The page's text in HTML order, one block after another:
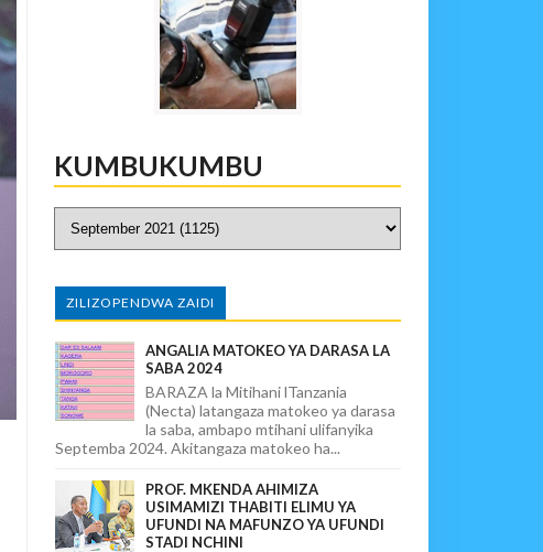
KUMBUKUMBU
ZILIZOPENDWA ZAIDI
ANGALIA MATOKEO YA DARASA LA
SABA 2024
BARAZA la Mitihani lTanzania
(Necta) latangaza matokeo ya darasa
la saba, ambapo mtihani ulifanyika
Septemba 2024. Akitangaza matokeo ha...
PROF. MKENDA AHIMIZA
USIMAMIZI THABITI ELIMU YA
UFUNDI NA MAFUNZO YA UFUNDI
STADI NCHINI